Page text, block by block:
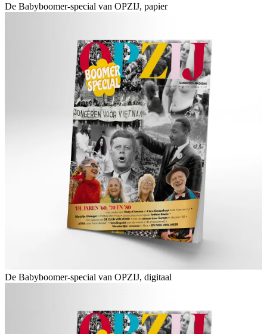
De Babyboomer-special van OPZIJ, papier
De Babyboomer-special van OPZIJ, digitaal